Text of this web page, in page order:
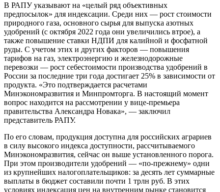
В РАПУ указывают на «целый ряд объективных
предпосылок» для индексации. Среди них — рост стоимости
природного газа, основного сырья для выпуска азотных
удобрений (с октября 2022 года они увеличились втрое), а
также повышение ставки НДПИ для калийной и фосфатной
руды. С учетом этих и других факторов — повышения
тарифов на газ, электроэнергию и железнодорожные
перевозки — рост себестоимости производства удобрений в
России за последние три года достигает 25% в зависимости от
продукта. «Это подтверждается расчетами
Минэкономразвития и Минпромторга. В настоящий момент
вопрос находится на рассмотрении у вице-премьера
правительства Александра Новака», — заключил
представитель РАПУ.
По его словам, продукция доступна для российских аграриев
в силу высокого индекса доступности, рассчитываемого
Минэкономразвития, сейчас он выше установленного порога.
При этом производители удобрений — «по-прежнему» одни
из крупнейших налогоплательщиков: за десять лет суммарные
выплаты в бюджет составили почти 1 трлн руб. В этих
условиях индексация цен на внутренним рынке становится